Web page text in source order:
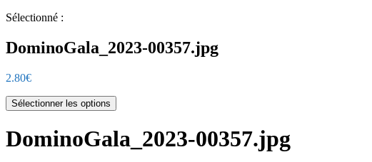
Sélectionné :
DominoGala_2023-00357.jpg
2.80€
Sélectionner les options
DominoGala_2023-00357.jpg